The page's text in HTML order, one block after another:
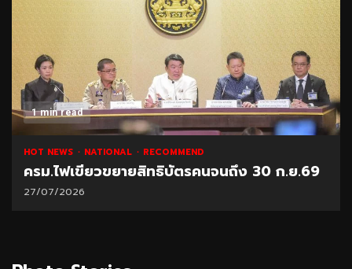
1 min read
HOT NEWS NATIONAL RECOMMEND
ครม.ไฟเขียวขยายสิทธิบัตรคนจนถึง 30 ก.ย.69
27/07/2026